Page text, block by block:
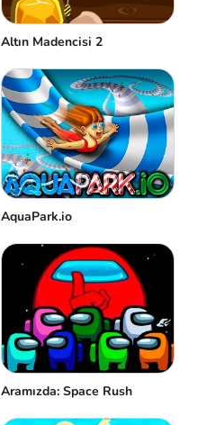
Altın Madencisi 2
AquaPark.io
Aramızda: Space Rush